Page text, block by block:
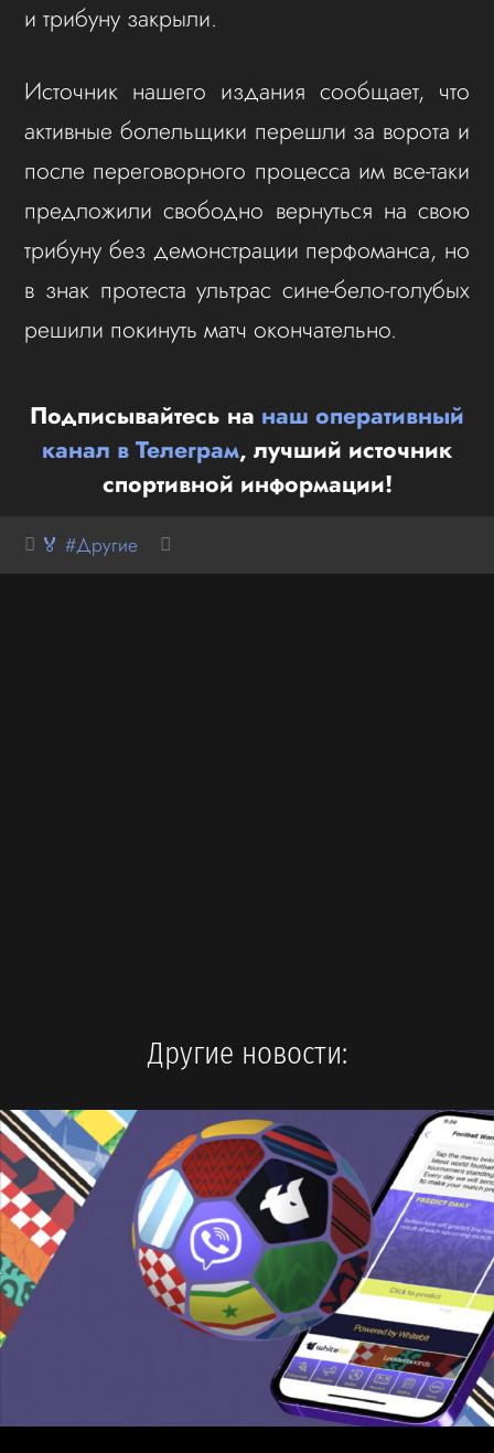
и трибуну закрыли.
Источник нашего издания сообщает, что
активные болельщики перешли за ворота и
после переговорного процесса им все-таки
предложили свободно вернуться на свою
трибуну без демонстрации перфоманса, но
в знак протеста ультрас сине-бело-голубых
решили покинуть матч окончательно.
Подписывайтесь на наш оперативный
канал в Телеграм, лучший источник
спортивной информации!
🏅 #Другие
Другие новости: